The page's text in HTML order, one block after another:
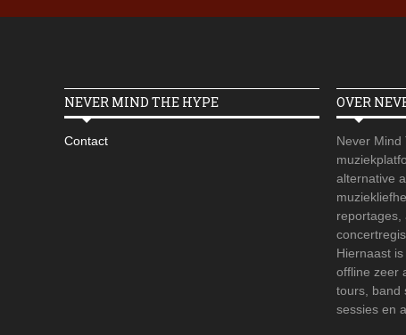
NEVER MIND THE HYPE
Contact
OVER
Never Mind
alternative
reportages,
Hiernaast
offline zeer
tours, band
sessies en